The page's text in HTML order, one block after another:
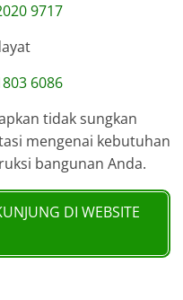
9717
6086
tidak sungkan
mengenai kebutuhan
bangunan Anda.
DI WEBSITE